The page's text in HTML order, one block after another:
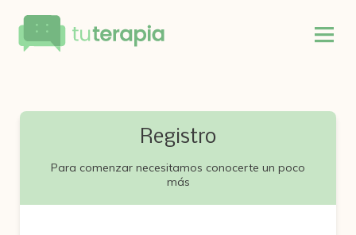
Registro
Para comenzar necesitamos conocerte un poco
más